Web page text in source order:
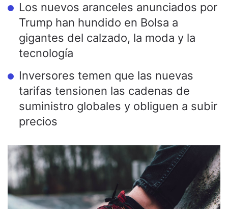
Los nuevos aranceles anunciados por
Trump han hundido en Bolsa a
gigantes del calzado, la moda y la
tecnología
Inversores temen que las nuevas
tarifas tensionen las cadenas de
suministro globales y obliguen a subir
precios